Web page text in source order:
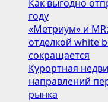
Как выгодно
году
«Метриум» и
отделкой white
сокращается
Курортная
направлений
рынка